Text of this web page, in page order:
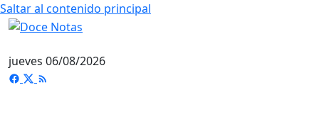
Saltar al contenido principal
jueves 06/08/2026